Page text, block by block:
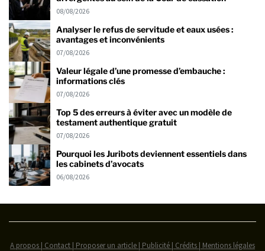
08/08/2026
Analyser le refus de servitude et eaux usées :
avantages et inconvénients
07/08/2026
Valeur légale d’une promesse d’embauche :
informations clés
07/08/2026
Top 5 des erreurs à éviter avec un modèle de
testament authentique gratuit
07/08/2026
Pourquoi les Juribots deviennent essentiels dans
les cabinets d’avocats
06/08/2026
A propos | Contact | Proposer un article | Publicité | Crédits | Mentions légales